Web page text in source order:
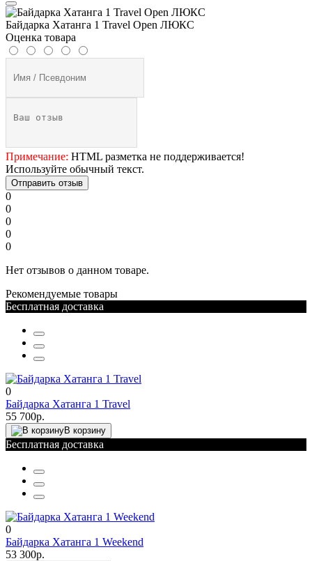
Байдарка Хатанга 1 Travel Open ЛЮКС
Оценка товара
Примечание: HTML разметка не поддерживается!
Используйте обычный текст.
Отправить отзыв
0
0
0
0
0
Нет отзывов о данном товаре.
Рекомендуемые товары
Бесплатная доставка
0
Байдарка Хатанга 1 Travel
55 700р.
В корзину
Бесплатная доставка
0
Байдарка Хатанга 1 Weekend
53 300р.